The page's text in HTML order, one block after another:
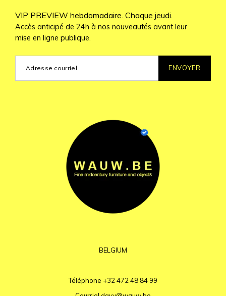
VIP PREVIEW hebdomadaire. Chaque jeudi.
Accès anticipé de 24h à nos nouveautés avant leur
mise en ligne publique.
ENVOYER
BELGIUM
Téléphone +32 472 48 84 99